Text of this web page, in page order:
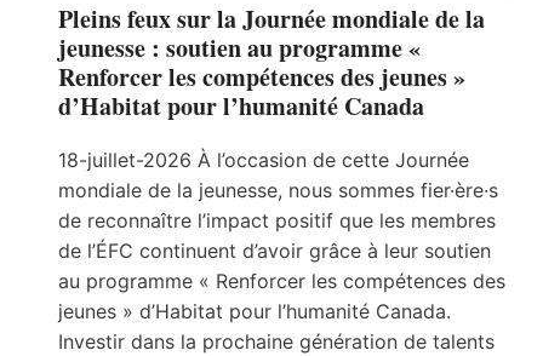
Pleins feux sur la Journée mondiale de la
jeunesse : soutien au programme «
Renforcer les compétences des jeunes »
d’Habitat pour l’humanité Canada
18-juillet-2026 À l’occasion de cette Journée
mondiale de la jeunesse, nous sommes fier·ère·s
de reconnaître l’impact positif que les membres
de l’ÉFC continuent d’avoir grâce à leur soutien
au programme « Renforcer les compétences des
jeunes » d’Habitat pour l’humanité Canada.
Investir dans la prochaine génération de talents